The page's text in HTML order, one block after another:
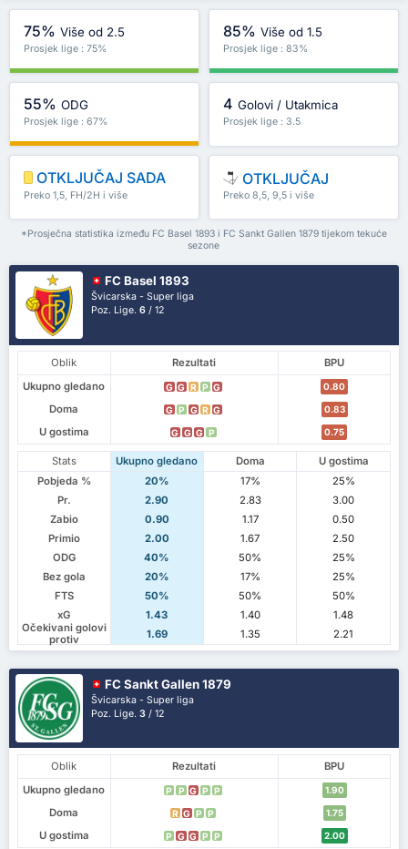
75% Više od 2.5
Prosjek lige : 75%
85% Više od 1.5
Prosjek lige : 83%
55% ODG
Prosjek lige : 67%
4 Golovi / Utakmica
Prosjek lige : 3.5
OTKLJUČAJ SADA
Preko 1,5, FH/2H i više
OTKLJUČAJ
Preko 8,5, 9,5 i više
*Prosječna statistika između FC Basel 1893 i FC Sankt Gallen 1879 tijekom tekuće
sezone
FC Basel 1893
Švicarska - Super liga
Poz. Lige.6 / 12
Oblik Rezultati
BPU
Ukupno gledano
G G R P G 0.80
Doma G P G R G 0.83
U gostima G G G P 0.75
Stats Ukupno gledano Doma
U gostima
Pobjeda %
20% 17%
25%
Pr.
2.90 2.83
3.00
Zabio
0.90 1.17
0.50
Primio
2.00 1.67
2.50
ODG
40% 50%
25%
Bez gola
20% 17%
25%
FTS
50% 50%
50%
xG
1.43 1.40
1.48
Očekivani golovi
protiv
1.69 1.35 2.21
FC Sankt Gallen 1879
Švicarska - Super liga
Poz. Lige.3 / 12
Oblik Rezultati
BPU
Ukupno gledano
P P G P P 1.90
Doma R G P P 1.75
U gostima P G G P P 2.00